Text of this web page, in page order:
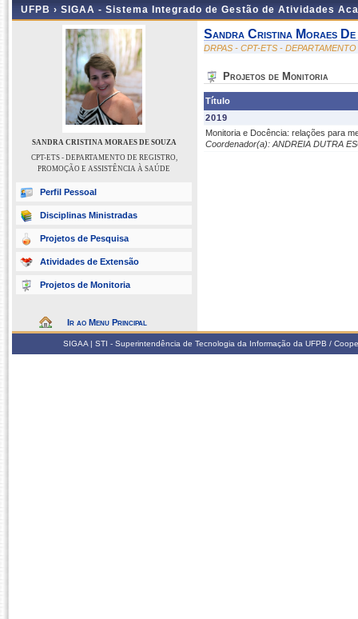
UFPB › SIGAA - Sistema Integrado de Gestão de Atividades
SANDRA CRISTINA MORAES DE SOUZA
CPT-ETS - DEPARTAMENTO DE REGISTRO,
PROMOÇÃO E ASSISTÊNCIA À SAÚDE
Perfil Pessoal
Disciplinas Ministradas
Projetos de Pesquisa
Atividades de Extensão
Projetos de Monitoria
Ir ao Menu Principal
Sandra Cristina Moraes De
DRPAS - CPT-ETS -
Projetos de Monitoria
Título
2019
Monitoria e Docência: relações para
Coordenador(a): ANDREIA DUTRA
SIGAA | STI - Superintendência de Tecnologia da Informação da UFPB /